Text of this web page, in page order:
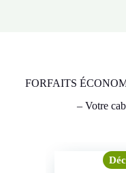
FORFAITS
– Votre